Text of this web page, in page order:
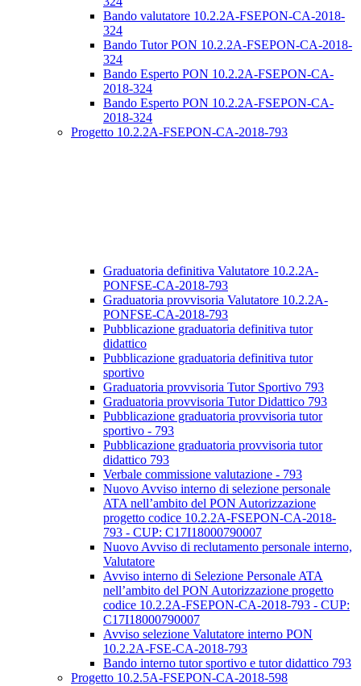
Bando valutatore 10.2.2A-FSEPON-CA-2018-
324
Bando Tutor PON 10.2.2A-FSEPON-CA-2018-
324
Bando Esperto PON 10.2.2A-FSEPON-CA-
2018-324
Bando Esperto PON 10.2.2A-FSEPON-CA-
2018-324
Progetto 10.2.2A-FSEPON-CA-2018-793
Graduatoria definitiva Valutatore 10.2.2A-
PONFSE-CA-2018-793
Graduatoria provvisoria Valutatore 10.2.2A-
PONFSE-CA-2018-793
Pubblicazione graduatoria definitiva tutor
didattico
Pubblicazione graduatoria definitiva tutor
sportivo
Graduatoria provvisoria Tutor Sportivo 793
Graduatoria provvisoria Tutor Didattico 793
Pubblicazione graduatoria provvisoria tutor
sportivo - 793
Pubblicazione graduatoria provvisoria tutor
didattico 793
Verbale commissione valutazione - 793
Nuovo Avviso interno di selezione personale
ATA nell’ambito del PON Autorizzazione
progetto codice 10.2.2A-FSEPON-CA-2018-
793 - CUP: C17I18000790007
Nuovo Avviso di reclutamento personale interno,
Valutatore
Avviso interno di Selezione Personale ATA
nell’ambito del PON Autorizzazione progetto
codice 10.2.2A-FSEPON-CA-2018-793 - CUP:
C17I18000790007
Avviso selezione Valutatore interno PON
10.2.2A-FSE-CA-2018-793
Bando interno tutor sportivo e tutor didattico 793
Progetto 10.2.5A-FSEPON-CA-2018-598